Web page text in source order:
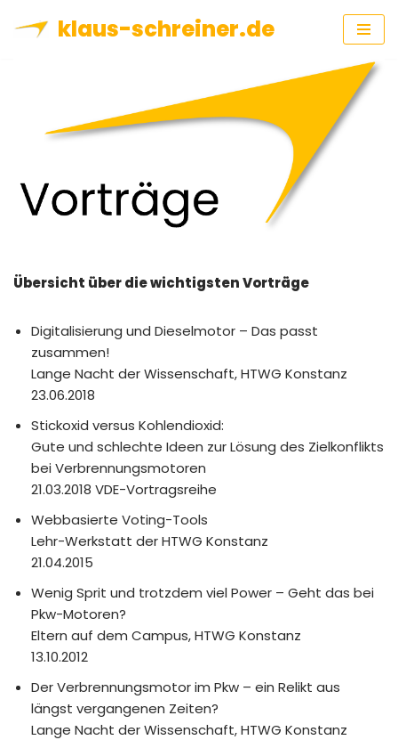
klaus-schreiner.de
Übersicht über die wichtigsten Vorträge
Digitalisierung und Dieselmotor – Das passt
zusammen!
Lange Nacht der Wissenschaft, HTWG Konstanz
23.06.2018
Stickoxid versus Kohlendioxid:
Gute und schlechte Ideen zur Lösung des Zielkonflikts
bei Verbrennungsmotoren
21.03.2018 VDE-Vortragsreihe
Webbasierte Voting-Tools
Lehr-Werkstatt der HTWG Konstanz
21.04.2015
Wenig Sprit und trotzdem viel Power – Geht das bei
Pkw-Motoren?
Eltern auf dem Campus, HTWG Konstanz
13.10.2012
Der Verbrennungsmotor im Pkw – ein Relikt aus
längst vergangenen Zeiten?
Lange Nacht der Wissenschaft, HTWG Konstanz